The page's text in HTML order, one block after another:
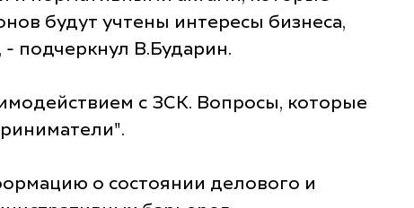
будут учтены интересы бизнеса,
- подчеркнул В.Бударин.
с ЗСК. Вопросы, которые
о состоянии делового и